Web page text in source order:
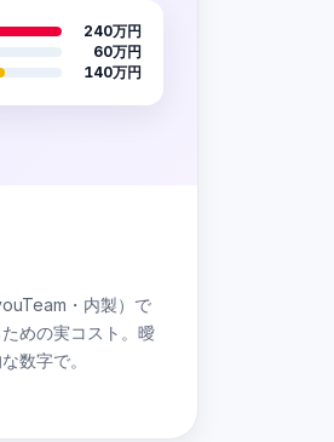
240万円
60万円
140万円
・内製）で
めの実コスト。曖
数字で。